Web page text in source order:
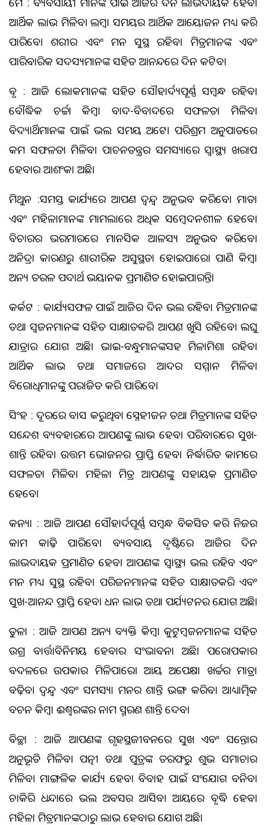
ଆର୍ଥିକ ଲାଭ ମିଳିବ। ଲମ୍ବା ସମୟର ଆର୍ଥିକ ଆୟୋଜନ ମଧ୍ୟ କରି
ପାରିବେ। ଶରୀର ଏବଂ ମନ ସୁସ୍ଥ ରହିବ। ମିତ୍ରମାନଙ୍କ ଏବଂ
ପାରିବାରିକ ସଦସ୍ୟମାନଙ୍କ ସହିତ ଆନନ୍ଦରେ ଦିନ କଟିବ।
ବୃଷ : ଆଜି ଲୋକମାନଙ୍କ ସହିତ ସୌହାର୍ଦ୍ୟପୂର୍ଣ୍ଣ ସମ୍ବନ୍ଧ ରହିବ।
ବୌଦ୍ଧିକ ଚର୍ଚ୍ଚା କିମ୍ବା ବାଦ-ବିବାଦରେ ସଫଳତା ମିଳିବ।
ବିଦ୍ୟାର୍ଥିମାନଙ୍କ ପାଇଁ ଭଲ ସମୟ ଅଟେ। ପରିଶ୍ରମ ଅନୁପାତରେ
କମ ସଫଳତା ମିଳିବ। ପାଚନତନ୍ତ୍ରର ସମସ୍ୟାରେ ସ୍ୱାସ୍ଥ୍ୟ ଖରାପ
ହେବାର ଆଶଂକା ଅଛି।
ମିଥୁନ :ସମସ୍ତ କାର୍ଯ୍ୟରେ ଆପଣ ଦ୍ୱନ୍ଦ୍ୱ ଅନୁଭବ କରିବେ। ମାତା
ଏବଂ ମହିଳାମାନଙ୍କ ମାମଲାରେ ଅଧିକ ସମ୍ବେଦନଶୀଳ ହେବେ।
ବିଚାରର ଭରମାରରେ ମାନସିକ ଆଳସ୍ୟ ଅନୁଭବ କରିବେ।
ଅନିଦ୍ରା କାରଣରୁ ଶାରୀରିକ ଅସୁସ୍ଥତା ହୋଇପାରେ। ପାଣି କିମ୍ବା
ଅନ୍ୟ ତରଳ ପଦାର୍ଥ ଭୟାନକ ପ୍ରମାଣିତ ହୋଇପାରନ୍ତି।
କର୍କଟ : କାର୍ଯ୍ୟସଫଳ ପାଇଁ ଆଜିର ଦିନ ଭଲ ରହିବ। ମିତ୍ରମାନଙ୍କ
ତଥା ସ୍ଵଜନମାନଙ୍କ ସହିତ ସାକ୍ଷାତକରି ଆପଣ ଖୁସି ରହିବେ। ଲଘୁ
ଯାତ୍ରାର ଯୋଗ ଅଛି। ଭାଇ-ବନ୍ଧୁମାନଙ୍କସହ ମିଳାମିଶା ରହିବ।
ଆର୍ଥିକ ଲାଭ ତଥା ସମାଜରେ ଆଦର ସମ୍ମାନ ମିଳିବ।
ବିରୋଧିମାନଙ୍କୁ ପରାଜିତ କରି ପାରିବେ।
ସିଂହ : ଦୂରରେ ବାସ କରୁଥିବା ସ୍ନେହୀଜନ ତଥା ମିତ୍ରମାନଙ୍କ ସହିତ
ସନ୍ଦେଶ ବ୍ୟବହାରରେ ଆପଣଙ୍କୁ ଲାଭ ହେବ। ପରିବାରରେ ସୁଖ-
ଶାନ୍ତି ରହିବ। ଉତ୍ତମ ଭୋଜନର ପ୍ରାପ୍ତି ହେବ। ନିର୍ଦ୍ଧାରିତ କାମରେ
ସଫଳତା ମିଳିବ। ମହିଳା ମିତ୍ର ଆପଣଙ୍କୁ ସହାୟକ ପ୍ରମାଣିତ
ହେବେ।
କନ୍ୟା : ଆଜି ଆପଣ ସୌହାର୍ଦପୂର୍ଣ୍ଣ ସମ୍ବନ୍ଧ ବିକସିତ କରି ନିଜର
କାମ କାଢ଼ି ପାରିବେ। ବ୍ୟବସାୟ ଦୃଷ୍ଟିରେ ଆଜିର ଦିନ
ଲାଭଦାୟକ ପ୍ରମାଣିତ ହେବ। ଆପଣଙ୍କ ସ୍ଵାସ୍ଥ୍ୟ ଭଲ ରହିବ ଏବଂ
ମନ ମଧ୍ୟ ସୁସ୍ଥ ରହିବ। ପରିଜନମାନଙ୍କ ସହିତ ସାକ୍ଷାତକରି ଏବଂ
ସୁଖ-ଆନନ୍ଦ ପ୍ରାପ୍ତି ହେବ। ଧନ ଲାଭ ତଥା ପର୍ଯ୍ୟଟନର ଯୋଗ ଅଛି।
ତୁଳା : ଆଜି ଆପଣ ଅନ୍ୟ ବ୍ୟକ୍ତି କିମ୍ବା କୁଟୁମ୍ବଜନମାନଙ୍କ ସହିତ
ଉଗ୍ର ବାର୍ତ୍ତାବିନିମୟ ହେବାର ସଂଭାବନା ଅଛି। ପରୋପକାର
ବଦଳରେ ଉପକାର ମିଳିପାରେ। ଆୟ ଅପେକ୍ଷା ଖର୍ଚ୍ଚର ମାତ୍ରା
ବଢ଼ିବ। ଦ୍ୱନ୍ଦ୍ୱ ଏବଂ ସମସ୍ୟା ମନର ଶାନ୍ତି ଭଙ୍ଗ କରିବ। ଆଧ୍ୟାତ୍ମିକ
ବଚନ କିମ୍ବା ଈଶ୍ଵରଙ୍କର ନାମ ସ୍ମରଣ ଶାନ୍ତି ଦେବ।
ବିଚ୍ଛା : ଆଜି ଆପଣଙ୍କ ଗୃହସ୍ଥଜୀବନରେ ସୁଖ ଏବଂ ସନ୍ତୋଷର
ଅନୁଭୂତି ମିଳିବ। ପତ୍ନୀ ତଥା ପୁତ୍ରଙ୍କ ତରଫରୁ ଶୁଭ ସମାଚାର
ମିଳିବ। ମାଙ୍ଗଳିକ କାର୍ଯ୍ୟ ହେବ। ବିବାହ ପାଇଁ ସଂଯୋଗ ବନିବ।
ଚାକିରି ଧନ୍ଦାରେ ଭଲ ଅବସର ଆସିବ। ଆୟରେ ବୃଦ୍ଧି ହେବ।
ମହିଳା ମିତ୍ରମାନଙ୍କଠାରୁ ଲାଭ ହେବାର ଯୋଗ ଅଛି।